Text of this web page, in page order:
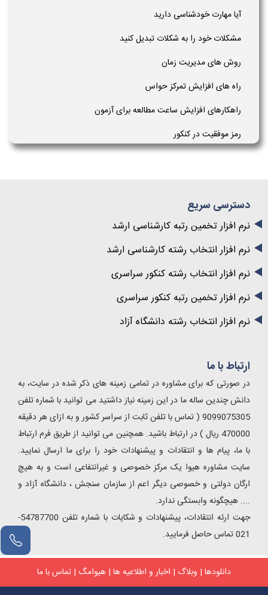
آیا مهارت خودشناسی دارید
مشکلات خود را به شکلات تبدیل کنید
روش های مدیریت زمان
راه های افزایش تمرکز حواس
راهکارهای افزایش ساعت مطالعه برای آزمون
رمز موفقیت در کنکور
دسترسی سریع
نرم افزار تخمین رتبه کارشناسی ارشد
نرم افزار انتخاب رشته کارشناسی ارشد
نرم افزار انتخاب رشته کنکور سراسری
نرم افزار تخمین رتبه کنکور سراسری
نرم افزار انتخاب رشته دانشگاه آزاد
ارتباط با ما
در صورتی که برای مشاوره در تمامی زمینه های ذکر شده در سایت، به
دانش چندین ساله ما در این زمینه نیاز داشتید می توانید با شماره تلفن
9099075305 ( تماس با تلفن ثابت از سراسر کشور و به ازای هر دقیقه
470000 ریال ) در ارتباط باشید. همچنین می توانید از طریق فرم ارتباط
با ما، پیام ها و انتقادات و پیشنهادات خود را برای ما ارسال نمایید.
سایت مشاوره هیوا یک مرکز خصوصی و غیرانتفاعی است و به هیچ
ارگان دولتی و خصوصی دیگر اعم از سازمان سنجش ، دانشگاه آزاد و
.... هیچگونه وابستگی ندارد.
جهت ارئه انتقادات، پیشنهادات و شکایات با شماره تلفن 54787700-
021 تماس حاصل فرمایید.
دانلودها | وبلاگ | اخبار و اطلاعیه ها | هیوامگ | تماس با ما